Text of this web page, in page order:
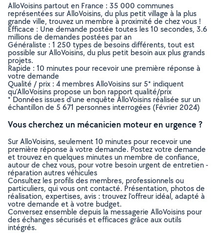
AlloVoisins partout en France : 35 000 communes
représentées sur AlloVoisins, du plus petit village à la plus
grande ville, trouvez un membre à proximité de chez vous !
Efficace : Une demande postée toutes les 10 secondes, 3.6
millions de demandes postées par an
Généraliste : 1 250 types de besoins différents, tout est
possible sur AlloVoisins, du plus petit besoin aux plus grands
projets.
Rapide : 10 minutes pour recevoir une première réponse à
votre demande
Qualité / prix : 4 membres AlloVoisins sur 5* indiquent
qu’AlloVoisins propose un bon rapport qualité/prix
* Données issues d’une enquête AlloVoisins réalisée sur un
échantillon de 5 671 personnes interrogées (Février 2024)
Vous cherchez un mécanicien moteur en urgence ?
Sur AlloVoisins, seulement 10 minutes pour recevoir une
première réponse à votre demande. Postez votre demande
et trouvez en quelques minutes un membre de confiance,
autour de chez vous, pour votre besoin urgent de entretien -
réparation autres véhicules
Consultez les profils des membres, professionnels ou
particuliers, qui vous ont contacté. Présentation, photos de
réalisation, expertises, avis : trouvez l'offreur idéal, adapté à
votre demande et à votre budget.
Conversez ensemble depuis la messagerie AlloVoisins pour
des échanges sécurisés et efficaces grâce aux outils
intégrés.